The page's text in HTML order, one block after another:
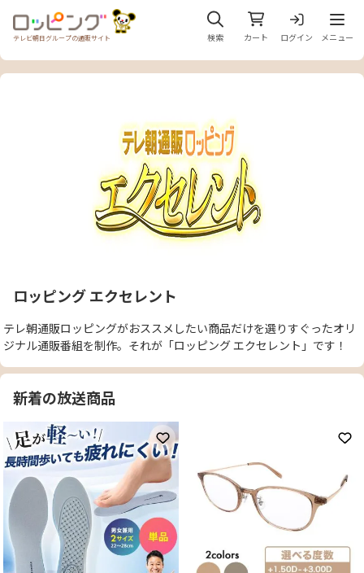
テレビ朝日グループの通販サイト 検索 カート ログイン
メニ
メニュー
ロッピング エクセレント
テレ朝通販ロッピングがおススメしたい商品だけを選りすぐったオリ
ジナル通販番組を制作。それが「ロッピング エクセレント」です！
新着の放送商品
お気に入りに登録 お